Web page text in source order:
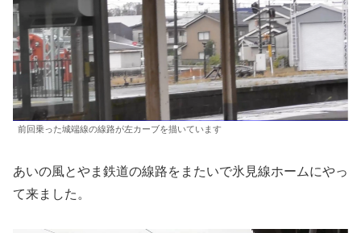
前回乗った城端線の線路が左カーブを描いています
あいの風とやま鉄道の線路をまたいで氷見線ホームにやっ
て来ました。